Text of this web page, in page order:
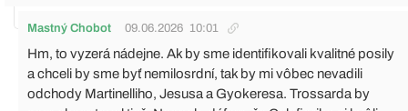
Mastný Chobot 09.06.2026 10:01
Hm, to vyzerá nádejne. Ak by sme identifikovali kvalitné posily
a chceli by sme byť nemilosrdní, tak by mi vôbec nevadili
odchody Martinelliho, Jesusa a Gyokeresa. Trossarda by